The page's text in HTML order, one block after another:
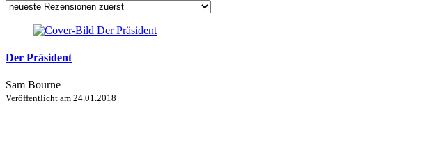
Der Präsident
Sam Bourne
Veröffentlicht am 24.01.2018